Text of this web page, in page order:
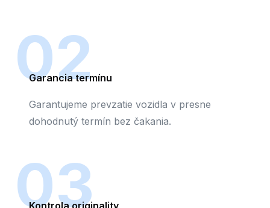
02
Garancia termínu
Garantujeme prevzatie vozidla v presne
dohodnutý termín bez čakania.
03
Kontrola originality